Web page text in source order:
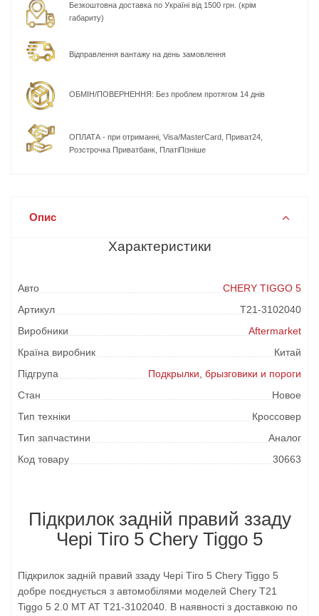
Безкоштовна доставка по Україні від 1500 грн. (крім
габариту)
Відправлення вантажу на день замовлення
ОБМІН/ПОВЕРНЕННЯ: Без проблем протягом 14 днів
ОПЛАТА - при отриманні, Visa/MasterCard, Приват24,
Розстрочка Приватбанк, ПлатіПізніше
Опис
Характеристики
Авто
CHERY TIGGO 5
Артикул
T21-3102040
Виробники
Aftermarket
Країна виробник
Китай
Підгрупа
Подкрылки, брызговики и пороги
Стан
Новое
Тип техніки
Кроссовер
Тип запчастини
Аналог
Код товару
30663
Підкрилок задній правий ззаду
Чері Тіго 5 Chery Tiggo 5
Підкрилок задній правий ззаду Чері Тіго 5 Chery Tiggo 5
добре поєднується з автомобілями моделей Chery T21
Tiggo 5 2.0 MT AT T21-3102040. В наявності з доставкою по